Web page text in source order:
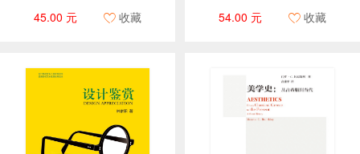
45.00 元 收藏 54.00 元 收藏